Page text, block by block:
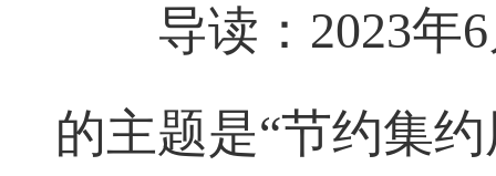
导读：2023年
的主题是“节约集